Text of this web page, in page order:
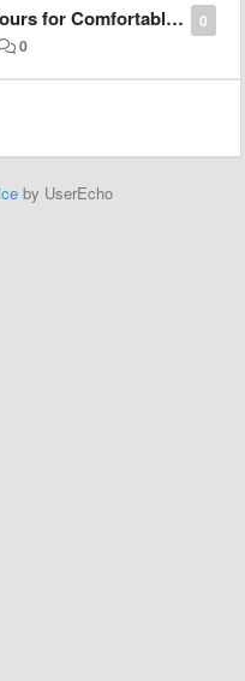
0
Travel Experience
0
by UserEcho